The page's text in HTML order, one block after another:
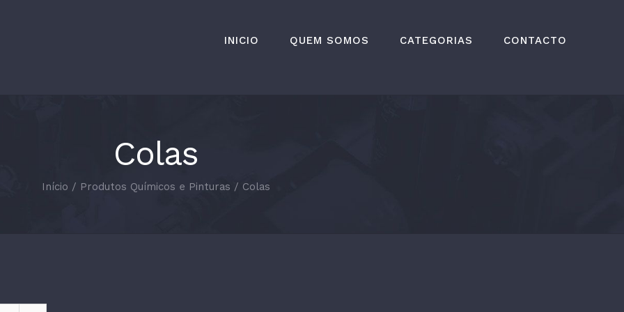
INICIO QUEM SOMOS CATEGORIAS CONTACTO
Colas
Início / Produtos Químicos e Pinturas / Colas